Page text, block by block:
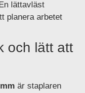
lättavläst
planera arbetet
och lätt att
är staplaren